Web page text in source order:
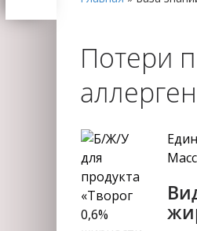
Потери